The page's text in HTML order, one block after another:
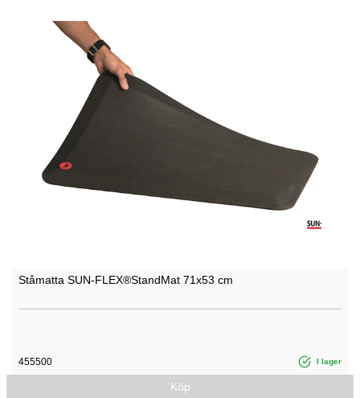
Ståmatta SUN-FLEX®StandMat 71x53 cm
455500 I lager
Köp